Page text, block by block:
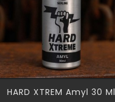
HARD XTREM Amyl 30 Ml